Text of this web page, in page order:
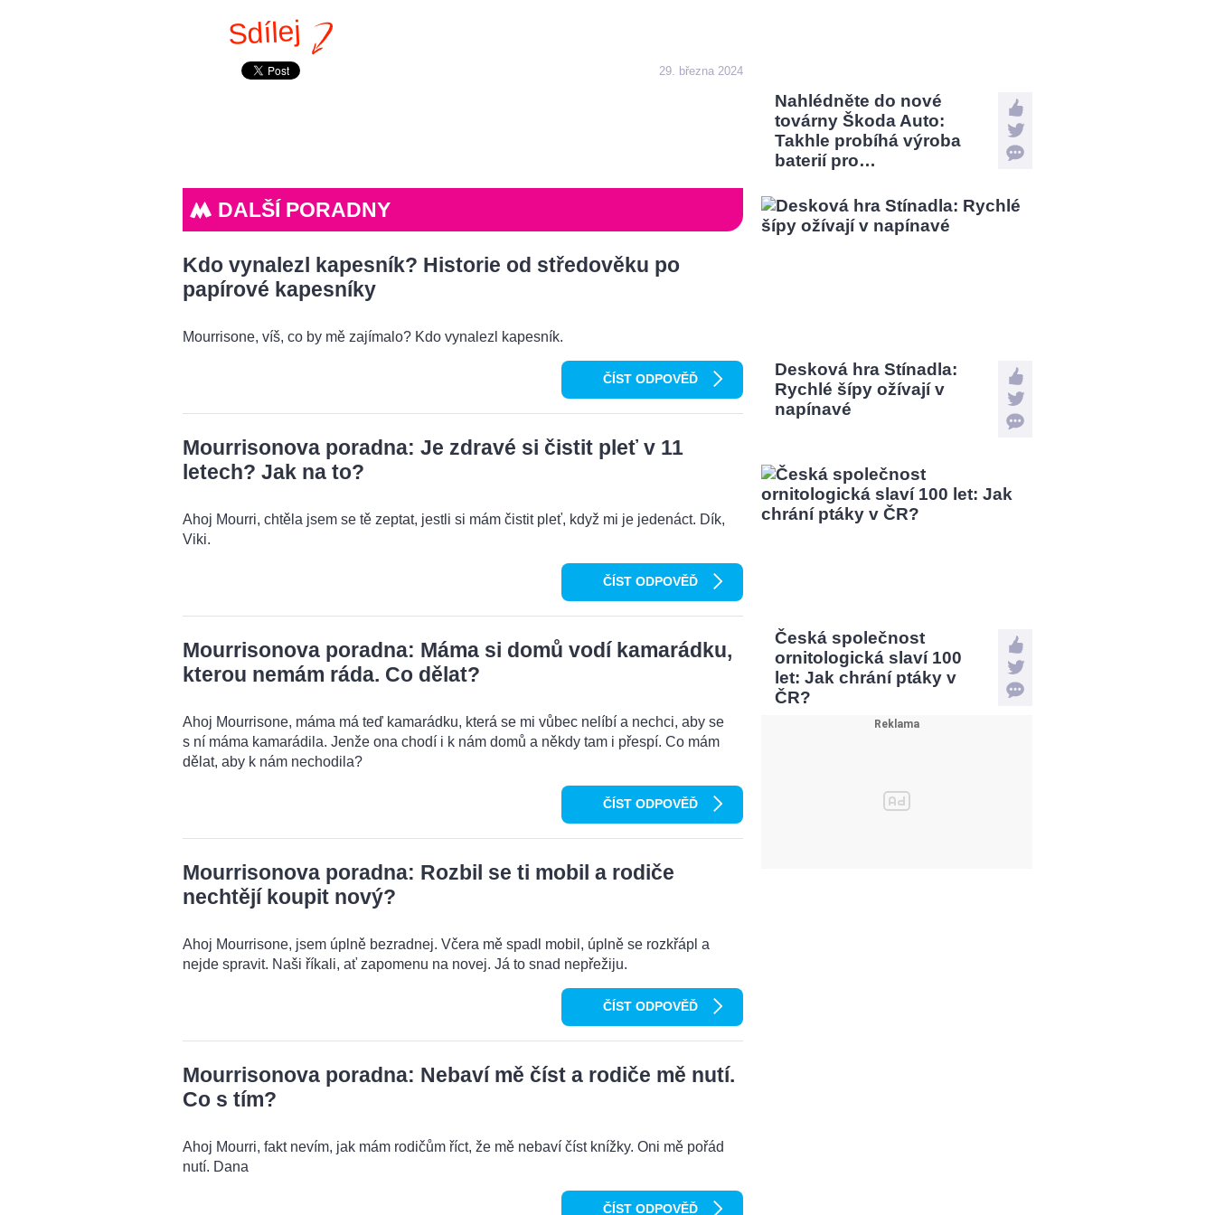
Sdílej
29. března 2024
DALŠÍ PORADNY
Kdo vynalezl kapesník? Historie od středověku po
papírové kapesníky
Mourrisone, víš, co by mě zajímalo? Kdo vynalezl kapesník.
ČÍST ODPOVĚĎ
Mourrisonova poradna: Je zdravé si čistit pleť v 11
letech? Jak na to?
Ahoj Mourri, chtěla jsem se tě zeptat, jestli si mám čistit pleť, když mi je jedenáct. Dík,
Viki.
ČÍST ODPOVĚĎ
Mourrisonova poradna: Máma si domů vodí kamarádku,
kterou nemám ráda. Co dělat?
Ahoj Mourrisone, máma má teď kamarádku, která se mi vůbec nelíbí a nechci, aby se
s ní máma kamarádila. Jenže ona chodí i k nám domů a někdy tam i přespí. Co mám
dělat, aby k nám nechodila?
ČÍST ODPOVĚĎ
Mourrisonova poradna: Rozbil se ti mobil a rodiče
nechtějí koupit nový?
Ahoj Mourrisone, jsem úplně bezradnej. Včera mě spadl mobil, úplně se rozkřápl a
nejde spravit. Naši říkali, ať zapomenu na novej. Já to snad nepřežiju.
ČÍST ODPOVĚĎ
Mourrisonova poradna: Nebaví mě číst a rodiče mě nutí.
Co s tím?
Ahoj Mourri, fakt nevím, jak mám rodičům říct, že mě nebaví číst knížky. Oni mě pořád
nutí. Dana
ČÍST ODPOVĚĎ
Nahlédněte do nové
továrny Škoda Auto:
Takhle probíhá výroba
baterií pro…
Desková hra Stínadla:
Rychlé šípy ožívají v
napínavé
Česká společnost
ornitologická slaví 100
let: Jak chrání ptáky v
ČR?